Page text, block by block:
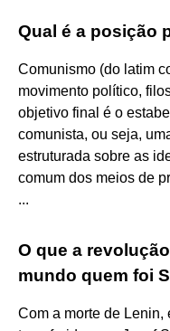
Qual é a posição
Comunismo (do latim
movimento político,
objetivo final é o
comunista, ou seja,
estruturada sobre as
comum dos meios de
...
O que a
mundo quem foi
Com a morte de Lenin,